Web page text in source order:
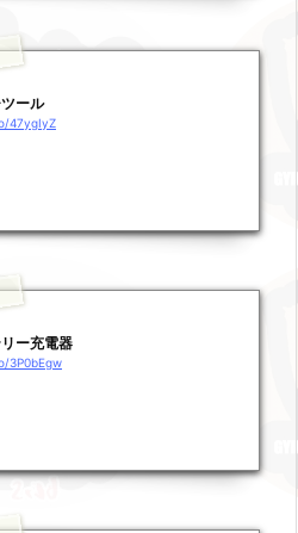
ール
47ygIyZ
ー充電器
3P0bEgw